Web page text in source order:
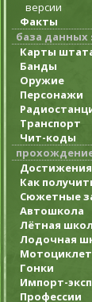
версии
Факты
база данных
Карты
Банды
Оружие
Персонажи
Транспорт
Чит-коды
Как
Сюжетные
Автошкола
Лётная
Лодочная
Гонки
Импорт-
Профессии